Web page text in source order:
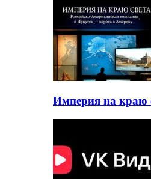
Империя на краю